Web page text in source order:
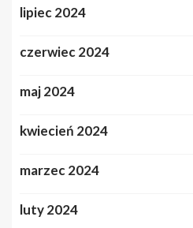
lipiec 2024
czerwiec 2024
maj 2024
kwiecień 2024
marzec 2024
luty 2024